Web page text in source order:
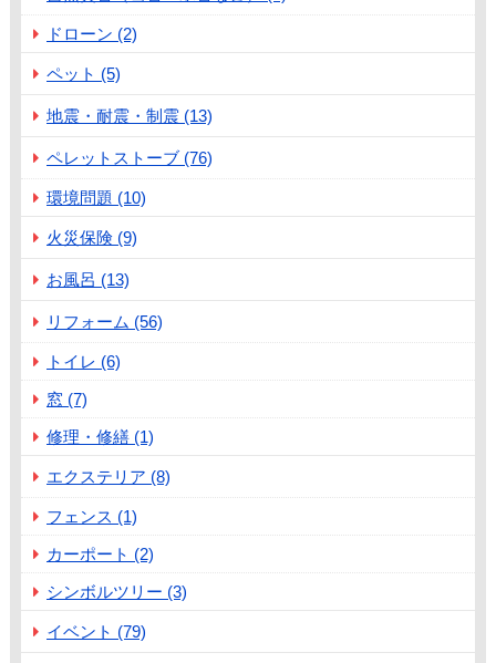
ドローン (2)
ペット (5)
地震・耐震・制震 (13)
ペレットストーブ (76)
環境問題 (10)
火災保険 (9)
お風呂 (13)
リフォーム (56)
トイレ (6)
窓 (7)
修理・修繕 (1)
エクステリア (8)
フェンス (1)
カーポート (2)
シンボルツリー (3)
イベント (79)